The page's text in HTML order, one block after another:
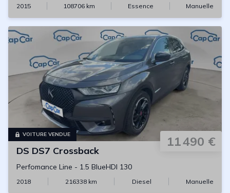
2015 108706 km Essence Manuelle
VOITURE VENDUE 11 490 €
DS DS7 Crossback
Perfomance Line - 1.5 BlueHDI 130
2018 216338 km Diesel Manuelle